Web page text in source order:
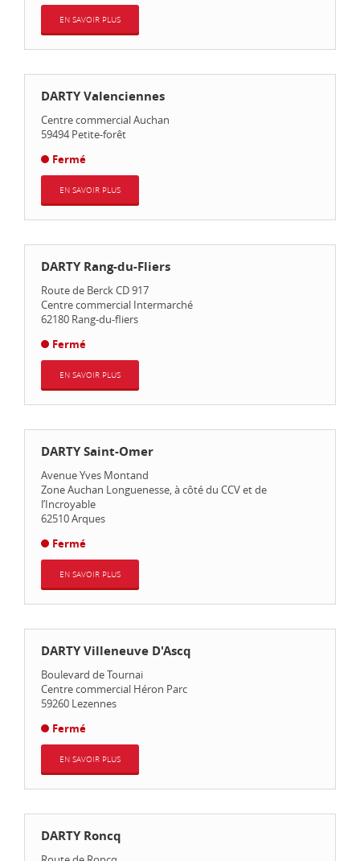
EN SAVOIR PLUS
DARTY Valenciennes
Centre commercial Auchan
59494Petite-forêt
Fermé
EN SAVOIR PLUS
DARTY Rang-du-Fliers
Route de Berck CD 917
Centre commercial Intermarché
62180 Rang-du-fliers
Fermé
EN SAVOIR PLUS
DARTY Saint-Omer
Avenue Yves Montand
Zone Auchan Longuenesse, à côté du CCV et de
l’Incroyable
62510Arques
Fermé
EN SAVOIR PLUS
DARTY Villeneuve D'Ascq
Boulevard de Tournai
Centre commercial Héron Parc
59260 Lezennes
Fermé
EN SAVOIR PLUS
DARTY Roncq